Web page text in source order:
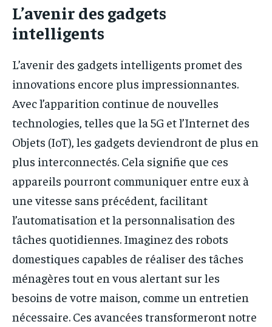
L’avenir des gadgets
intelligents
L’avenir des gadgets intelligents promet des
innovations encore plus impressionnantes.
Avec l’apparition continue de nouvelles
technologies, telles que la 5G et l’Internet des
Objets (IoT), les gadgets deviendront de plus en
plus interconnectés. Cela signifie que ces
appareils pourront communiquer entre eux à
une vitesse sans précédent, facilitant
l’automatisation et la personnalisation des
tâches quotidiennes. Imaginez des robots
domestiques capables de réaliser des tâches
ménagères tout en vous alertant sur les
besoins de votre maison, comme un entretien
nécessaire. Ces avancées transformeront notre